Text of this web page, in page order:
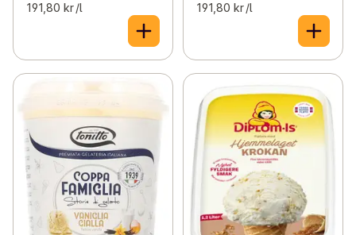
191,80 kr /l 191,80 kr /l